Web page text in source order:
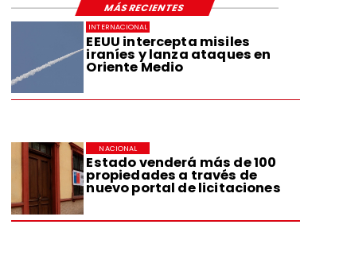
EEUU intercepta misiles
iraníes y lanza ataques en
Oriente Medio
INTERNACIONAL
Estado venderá más de 100
propiedades a través de
nuevo portal de licitaciones
NACIONAL
MÁS RECIENTES